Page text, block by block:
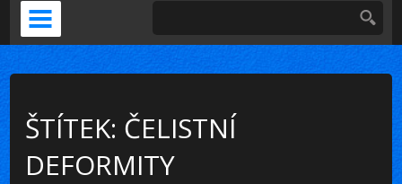
DOČASNÁ NÁHRADA
KERAMICKÁ KORUNKA
VENEERS
PSÍ ZUBNÍ BOLEST
ŠTÍTEK: ČELISTNÍ
DEFORMITY